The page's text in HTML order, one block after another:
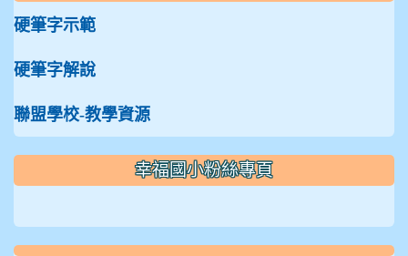
硬筆字示範
硬筆字解說
聯盟學校-教學資源
::: 幸福國小粉絲專頁